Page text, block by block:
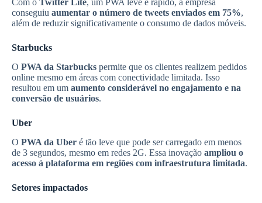
Com o Twitter Lite, um PWA leve e rápido, a empresa
conseguiu aumentar o número de tweets enviados em 75%,
além de reduzir significativamente o consumo de dados móveis.
Starbucks
O PWA da Starbucks permite que os clientes realizem pedidos
online mesmo em áreas com conectividade limitada. Isso
resultou em um aumento considerável no engajamento e na
conversão de usuários.
Uber
O PWA da Uber é tão leve que pode ser carregado em menos
de 3 segundos, mesmo em redes 2G. Essa inovação ampliou o
acesso à plataforma em regiões com infraestrutura limitada.
Setores impactados